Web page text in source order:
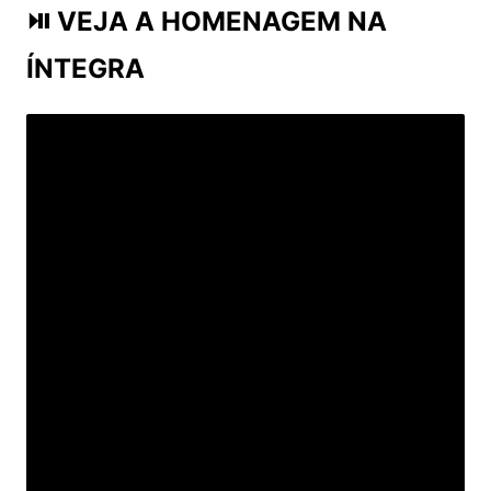
⏯ VEJA A HOMENAGEM NA
ÍNTEGRA